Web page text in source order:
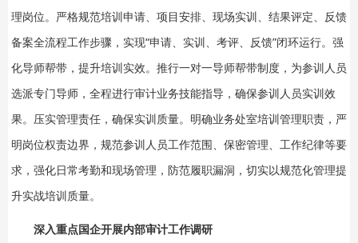
理岗位。严格规范培训申请、项目安排、现场实训、结果评定、反馈
备案全流程工作步骤，实现“申请、实训、考评、反馈”闭环运行。强
化导师帮带，提升培训实效。推行一对一导师帮带制度，为参训人员
选派专门导师，全程进行审计业务技能指导，确保参训人员实训效
果。压实管理责任，确保实训质量。明确业务处室培训管理职责，严
明岗位权责边界，规范参训人员工作范围、保密管理、工作纪律等要
求，强化日常考勤和现场管理，防范履职漏洞，切实以规范化管理提
升实战培训质量。
深入重点国企开展内部审计工作调研